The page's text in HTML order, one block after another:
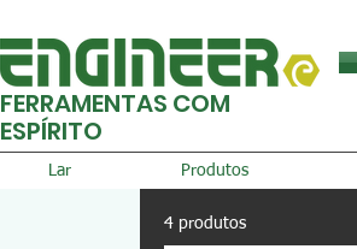
FERRAMENTAS COM
ESPÍRITO
Lar Produtos
4 produtos